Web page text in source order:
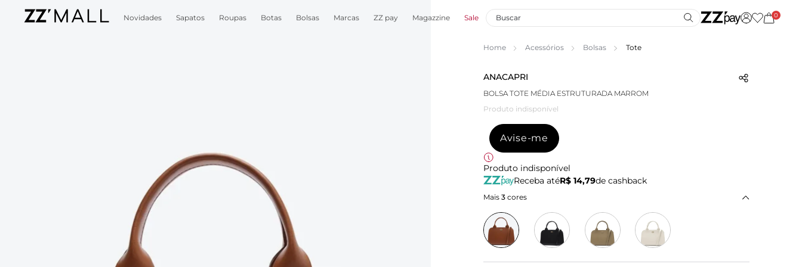
Novidades Sapatos Roupas Botas Bolsas Marcas ZZ pay Magazzine Sale 0
Home Acessórios Bolsas Tote
ANACAPRI
BOLSA TOTE MÉDIA ESTRUTURADA MARROM
Produto indisponível
Avise-me
Produto indisponível
Receba atéR$ 14,79de cashback
Mais 3 cores